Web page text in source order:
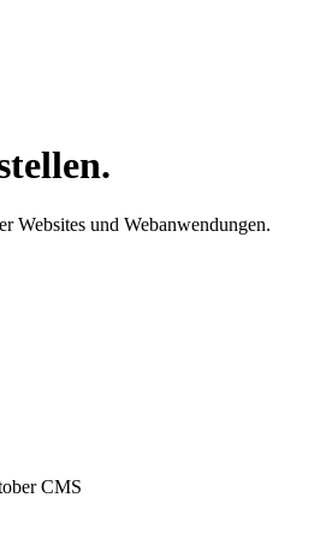
Websites und Webanwendungen.